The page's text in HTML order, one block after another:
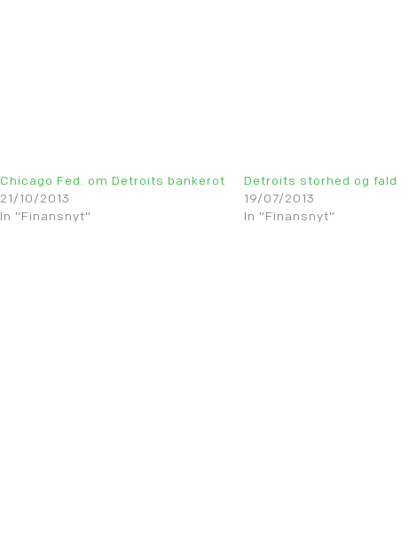
Chicago Fed. om Detroits bankerot
21/10/2013
In "Finansnyt"
Detroits storhed og fald
19/07/2013
In "Finansnyt"